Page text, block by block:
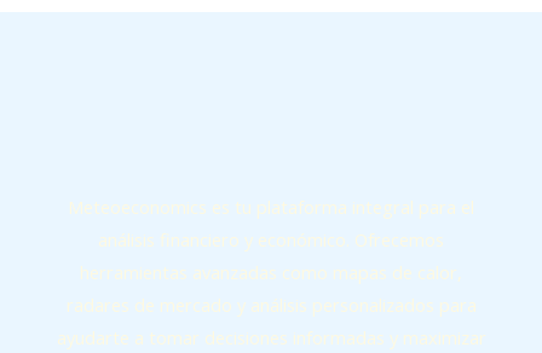
Meteoeconomics es tu plataforma integral para el
análisis financiero y económico. Ofrecemos
herramientas avanzadas como mapas de calor,
radares de mercado y análisis personalizados para
ayudarte a tomar decisiones informadas y maximizar